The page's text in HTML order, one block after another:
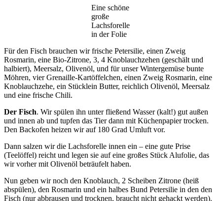
Eine schöne
große
Lachsforelle
in der Folie
Für den Fisch brauchen wir frische Petersilie, einen Zweig
Rosmarin, eine Bio-Zitrone, 3, 4 Knoblauchzehen (geschält und
halbiert), Meersalz, Olivenöl, und für unser Wintergemüse bunte
Möhren, vier Grenaille-Kartöffelchen, einen Zweig Rosmarin, eine
Knoblauchzehe, ein Stücklein Butter, reichlich Olivenöl, Meersalz
und eine frische Chili.
Der Fisch. Wir spülen ihn unter fließend Wasser (kalt!) gut außen
und innen ab und tupfen das Tier dann mit Küchenpapier trocken.
Den Backofen heizen wir auf 180 Grad Umluft vor.
Dann salzen wir die Lachsforelle innen ein – eine gute Prise
(Teelöffel) reicht und legen sie auf eine großes Stück Alufolie, das
wir vorher mit Olivenöl beträufelt haben.
Nun geben wir noch den Knoblauch, 2 Scheiben Zitrone (heiß
abspülen), den Rosmarin und ein halbes Bund Petersilie in den den
Fisch (nur abbrausen und trocknen, braucht nicht gehackt werden).